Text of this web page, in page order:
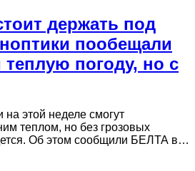
держать под
пообещали
теплую погоду, но с
этой неделе смогут
теплом, но без грозовых
Об этом сообщили БЕЛТА в…